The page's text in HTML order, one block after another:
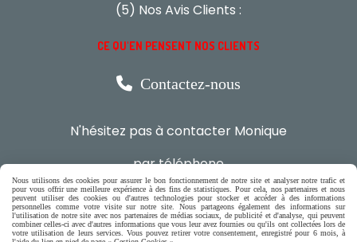
(5) Nos Avis Clients :
CE QU'EN PENSENT NOS CLIENTS
 Contactez-nous
N'hésitez pas à contacter Monique
par téléphone
0618321265
ou par message
Nous utilisons des cookies pour assurer le bon fonctionnement de notre site et analyser notre trafic et
pour vous offrir une meilleure expérience à des fins de statistiques. Pour cela, nos partenaires et nous
peuvent utiliser des cookies ou d'autres technologies pour stocker et accéder à des informations
personnelles comme votre visite sur notre site. Nous partageons également des informations sur
l'utilisation de notre site avec nos partenaires de médias sociaux, de publicité et d'analyse, qui peuvent
combiner celles-ci avec d'autres informations que vous leur avez fournies ou qu'ils ont collectées lors de
votre utilisation de leurs services. Vous pouvez retirer votre consentement, enregistré pour 6 mois, à